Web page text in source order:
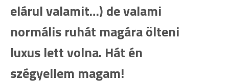
elárul valamit…) de valami
normális ruhát magára ölteni
luxus lett volna. Hát én
szégyellem magam!